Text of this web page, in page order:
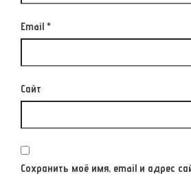
Email *
Сайт
Сохранить моё имя, email и адрес